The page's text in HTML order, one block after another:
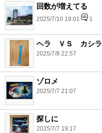
回数が増えてる
2025/7/10 19:01 1
ヘラ ＶＳ カシラ
2025/7/8 22:57
ゾロメ
2025/7/7 21:07
探しに
2025/7/7 19:17